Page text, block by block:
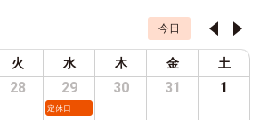
今日
火 水 木 金 土
28 29
定休日
30 31 1